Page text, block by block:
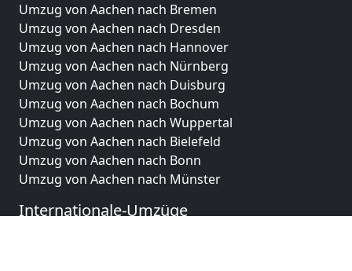
Umzug von Aachen nach Bremen
Umzug von Aachen nach Dresden
Umzug von Aachen nach Hannover
Umzug von Aachen nach Nürnberg
Umzug von Aachen nach Duisburg
Umzug von Aachen nach Bochum
Umzug von Aachen nach Wuppertal
Umzug von Aachen nach Bielefeld
Umzug von Aachen nach Bonn
Umzug von Aachen nach Münster
Internationale-Umzüge